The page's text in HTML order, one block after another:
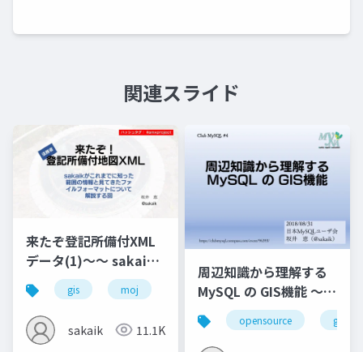
関連スライド
来たぞ登記所備付XML
データ(1)～～ sakaik
がこれまでに知った範
囲の情報と見てきたフ
ァイルフォーマットに
ついて解説する回
gis moj map xml
sakaik 11.1K
周辺知識から理解する
MySQL の GIS機能 ～
ClubMySQL #4
opensource gis